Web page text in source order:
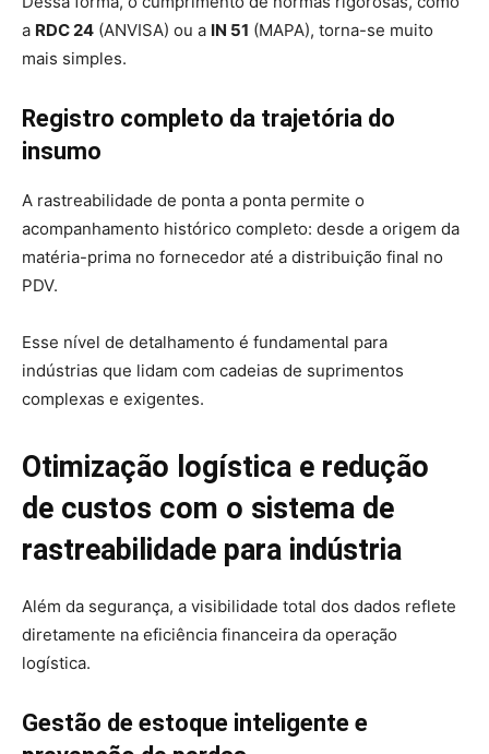
a RDC 24 (ANVISA) ou a IN 51 (MAPA), torna-se muito
mais simples.
Registro completo da trajetória do
insumo
A rastreabilidade de ponta a ponta permite o
acompanhamento histórico completo: desde a origem da
matéria-prima no fornecedor até a distribuição final no
PDV.
Esse nível de detalhamento é fundamental para
indústrias que lidam com cadeias de suprimentos
complexas e exigentes.
Otimização logística e redução
de custos com o sistema de
rastreabilidade para indústria
Além da segurança, a visibilidade total dos dados reflete
diretamente na eficiência financeira da operação
logística.
Gestão de estoque inteligente e